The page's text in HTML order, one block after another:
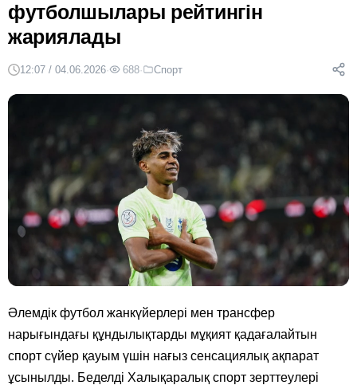
футболшылары рейтингін
жариялады
12:07 / 04.06.2026· 688· Спорт
Әлемдік футбол жанкүйерлері мен трансфер
нарығындағы құндылықтарды мұқият қадағалайтын
спорт сүйер қауым үшін нағыз сенсациялық ақпарат
ұсынылды. Беделді Халықаралық спорт зерттеулері